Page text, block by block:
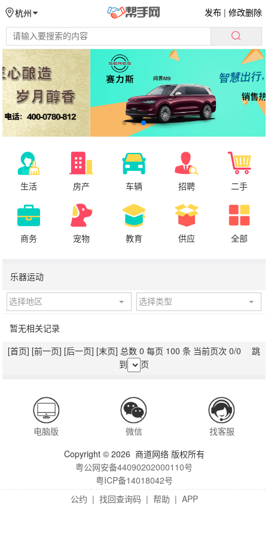
杭州 发布 |修改删除
生活 房产 车辆 招聘 二手
商务 宠物 教育 供应 全部
乐器运动
选择地区 选择类型
暂无相关记录
[首页] [前一页] [后一页] [末页] 总数 0 每页 100 条 当前页次 0/0 跳
到
页
电脑版 微信
找客服
Copyright © 2026 商道网络 版权所有
粤公网安备44090202000110号
粤ICP备14018042号
公约 | 找回查询码 | 帮助 | APP